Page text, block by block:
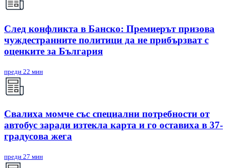
След конфликта в Банско: Премиерът призова
чуждестранните политици да не прибързват с
оценките за България
преди 22 мин
Свалиха момче със специални потребности от
автобус заради изтекла карта и го оставиха в 37-
градусова жега
преди 27 мин